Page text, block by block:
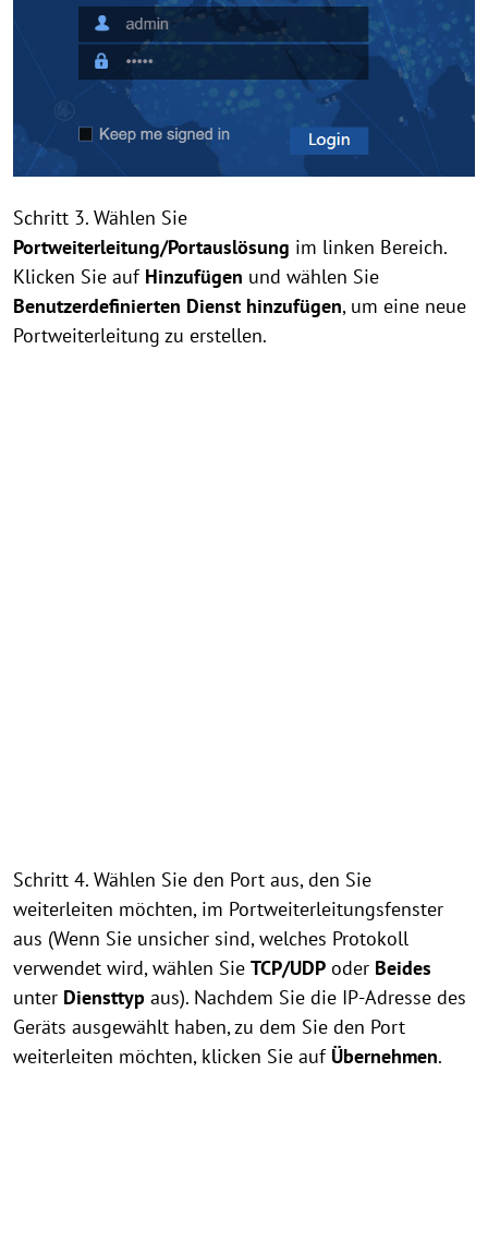
Schritt 3. Wählen Sie
Portweiterleitung/Portauslösung im linken Bereich.
Klicken Sie auf Hinzufügen und wählen Sie
Benutzerdefinierten Dienst hinzufügen, um eine neue
Portweiterleitung zu erstellen.
Schritt 4. Wählen Sie den Port aus, den Sie
weiterleiten möchten, im Portweiterleitungsfenster
aus (Wenn Sie unsicher sind, welches Protokoll
verwendet wird, wählen Sie TCP/UDP oder Beides
unter Diensttyp aus). Nachdem Sie die IP-Adresse des
Geräts ausgewählt haben, zu dem Sie den Port
weiterleiten möchten, klicken Sie auf Übernehmen.